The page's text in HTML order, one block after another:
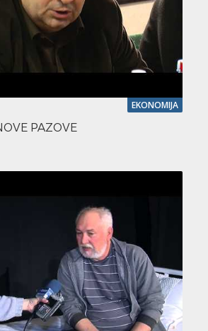
EKONOMIJA
PAZOVE